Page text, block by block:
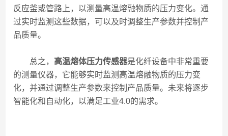
反应釜或管路上，以测量高温熔融物质的压力变化。通
过实时监测这些数据，可以及时调整生产参数并控制产
品质量。
总之， 高温熔体压力传感器是化纤设备中非常重要
的测量仪器，它能够实时监测高温熔融物质的压力变
化，并通过调整生产参数来控制产品质量。未来将逐步
智能化和自动化，以满足工业4.0的需求。